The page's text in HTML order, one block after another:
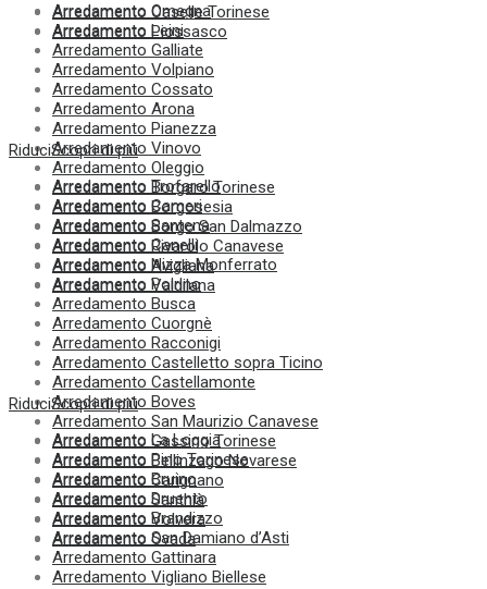
Arredamento Caselle Torinese
Arredamento Piossasco
Arredamento Omegna
Arredamento Leini
Arredamento Galliate
Arredamento Volpiano
Arredamento Cossato
Arredamento Arona
Arredamento Pianezza
Arredamento Vinovo
Arredamento Oleggio
Arredamento Borgaro Torinese
Arredamento Borgosesia
Arredamento Borgo San Dalmazzo
Arredamento Rivarolo Canavese
Arredamento Avigliana
Arredamento Valdilana
RiduciScopri di più
Arredamento Trofarello
Arredamento Cameri
Arredamento Santena
Arredamento Canelli
Arredamento Nizza Monferrato
Arredamento Poirino
Arredamento Busca
Arredamento Cuorgnè
Arredamento Racconigi
Arredamento Castelletto sopra Ticino
Arredamento Castellamonte
Arredamento Boves
Arredamento San Maurizio Canavese
Arredamento Gassino Torinese
Arredamento Bellinzago Novarese
Arredamento Carignano
Arredamento Santhià
Arredamento Volvera
Arredamento Ovada
RiduciScopri di più
Arredamento La Loggia
Arredamento Pino Torinese
Arredamento Bruino
Arredamento Druento
Arredamento Brandizzo
Arredamento San Damiano d’Asti
Arredamento Gattinara
Arredamento Vigliano Biellese